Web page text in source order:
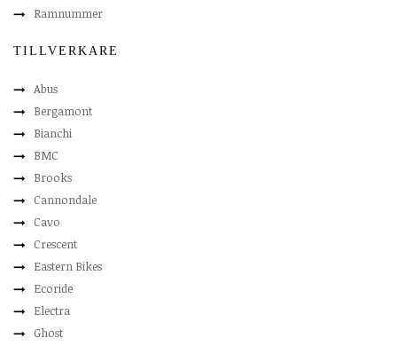
Ramnummer
TILLVERKARE
Abus
Bergamont
Bianchi
BMC
Brooks
Cannondale
Cavo
Crescent
Eastern Bikes
Ecoride
Electra
Ghost